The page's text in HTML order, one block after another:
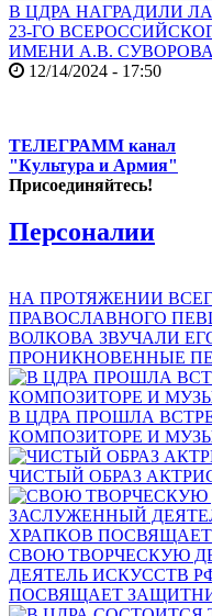
В ЦДРА НАГРАДИЛИ
23-ГО
ИМЕНИ А.В.
12/14/2024 - 17:50
ТЕЛЕГРАММ канал
"Культура и Армия"
Присоединяйтесь!
Персоналии
НА ПРОТЯЖЕНИИ
ПРАВОСЛАВНОГО
ВОЛКОВА ЗВУЧАЛИ
ПРОНИКНОВЕННЫЕ
В ЦДРА ПРОШЛА
КОМПОЗИТОРЕ И
ЧИСТЫЙ ОБРАЗ
СВОЮ ТВОРЧЕСКУЮ
ДЕЯТЕЛЬ ИСКУССТВ
ПОСВЯЩАЕТ